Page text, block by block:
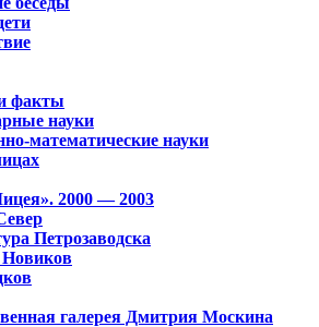
факты
науки
математические науки
2000 — 2003
Петрозаводска
галерея Дмитрия Москина